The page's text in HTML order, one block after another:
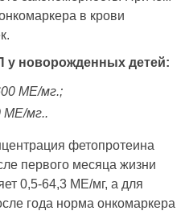
в крови
у новорожденных детей:
МЕ/мг.;
МЕ/мг..
фетопротеина
первого месяца жизни
0,5-64,3 МЕ/мг, а для
года норма онкомаркера